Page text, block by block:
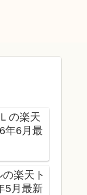
の楽天
年6月最
楽天ト
5月最新